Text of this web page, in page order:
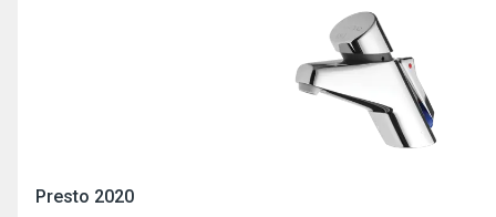
Presto 2020